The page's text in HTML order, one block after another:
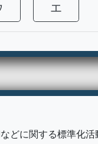
エ
どに関する標準化活